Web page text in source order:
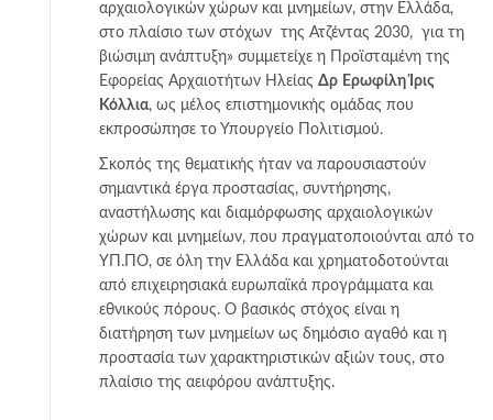
αρχαιολογικών χώρων και μνημείων, στην Ελλάδα,
στο πλαίσιο των στόχων της Ατζέντας 2030, για τη
βιώσιμη ανάπτυξη» συμμετείχε η Προϊσταμένη της
Εφορείας Αρχαιοτήτων Ηλείας Δρ Ερωφίλη Ίρις
Κόλλια, ως μέλος επιστημονικής ομάδας που
εκπροσώπησε το Υπουργείο Πολιτισμού.
Σκοπός της θεματικής ήταν να παρουσιαστούν
σημαντικά έργα προστασίας, συντήρησης,
αναστήλωσης και διαμόρφωσης αρχαιολογικών
χώρων και μνημείων, που πραγματοποιούνται από το
ΥΠ.ΠΟ, σε όλη την Ελλάδα και χρηματοδοτούνται
από επιχειρησιακά ευρωπαϊκά προγράμματα και
εθνικούς πόρους. Ο βασικός στόχος είναι η
διατήρηση των μνημείων ως δημόσιο αγαθό και η
προστασία των χαρακτηριστικών αξιών τους, στο
πλαίσιο της αειφόρου ανάπτυξης.